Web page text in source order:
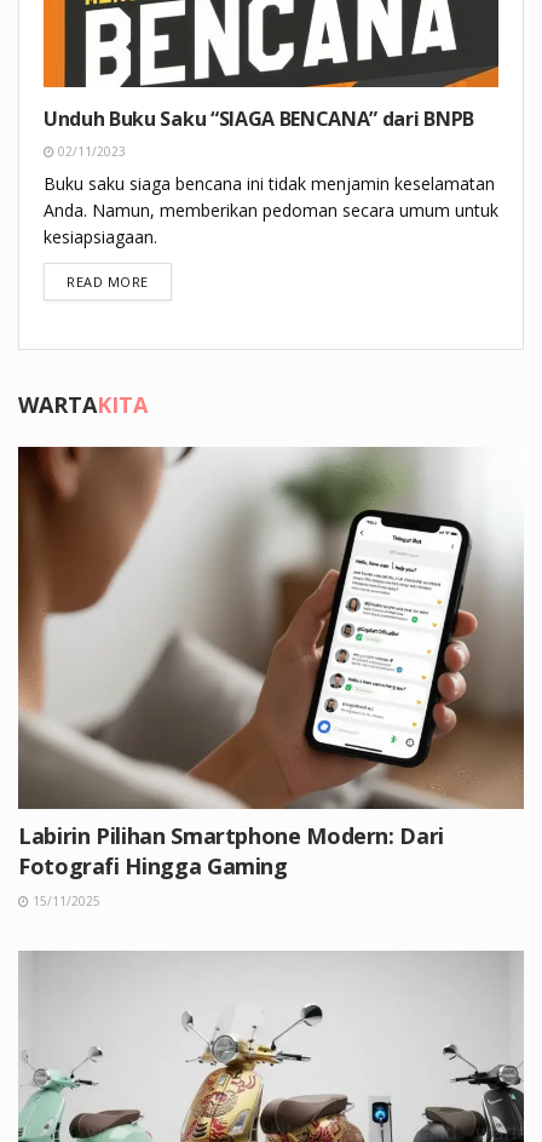
Unduh Buku Saku “SIAGA BENCANA” dari BNPB
02/11/2023
Buku saku siaga bencana ini tidak menjamin keselamatan
Anda. Namun, memberikan pedoman secara umum untuk
kesiapsiagaan.
READ MOREDETAILS
WARTAKITA
Labirin Pilihan Smartphone Modern: Dari
Fotografi Hingga Gaming
15/11/2025